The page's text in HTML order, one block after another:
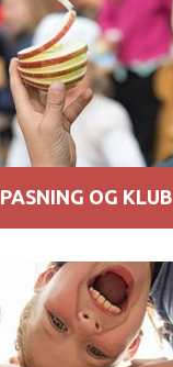
PASNING OG KLUB